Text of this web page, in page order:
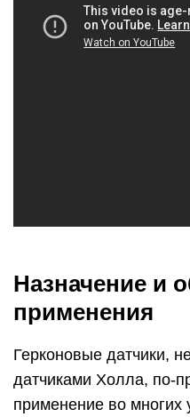
Назначение и
применения
Герконовые датчики,
датчиками Холла, по-
применение во многих